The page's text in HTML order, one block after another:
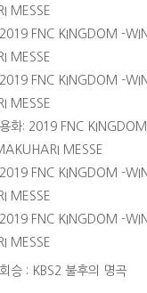
MESSE
FNC KINGDOM -
MESSE
FNC KINGDOM -
MESSE
화: 2019 FNC KINGDOM
MESSE
FNC KINGDOM -
MESSE
FNC KINGDOM -
MESSE
승 : KBS2 불후의 명곡